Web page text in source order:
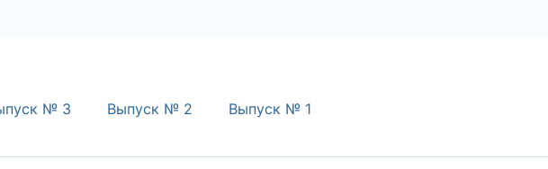
№ 3 Выпуск № 2 Выпуск № 1